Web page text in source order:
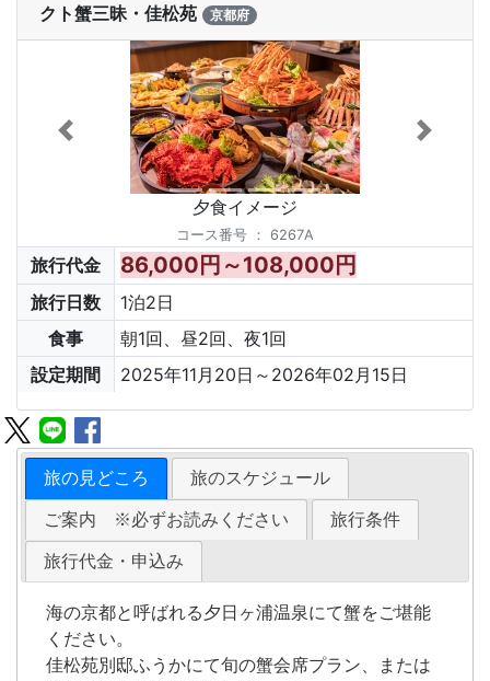
クト蟹三昧・佳松苑
京都府
夕食イメージ
コース番号 ： 6267A
旅行代金 86,000円～108,000円
旅行日数
1泊2日
食事
朝1回、昼2回、夜1回
設定期間
2025年11月20日～2026年02月15日
旅の見どころ 旅のスケジュール
ご案内 ※必ずお読みください 旅行条件
旅行代金・申込み
海の京都と呼ばれる夕日ヶ浦温泉にて蟹をご堪能
ください。
佳松苑別邸ふうかにて旬の蟹会席プラン、または